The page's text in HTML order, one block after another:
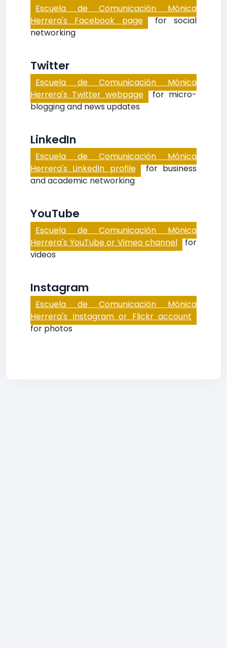
Escuela de Comunicación Mónica
Herrera's Facebook page for social
networking
Twitter
Escuela de Comunicación Mónica
Herrera's Twitter webpage for micro-
blogging and news updates
LinkedIn
Escuela de Comunicación Mónica
Herrera's LinkedIn profile for business
and academic networking
YouTube
Escuela de Comunicación Mónica
Herrera's YouTube or Vimeo channel for
videos
Instagram
Escuela de Comunicación Mónica
Herrera's Instagram or Flickr account
for photos